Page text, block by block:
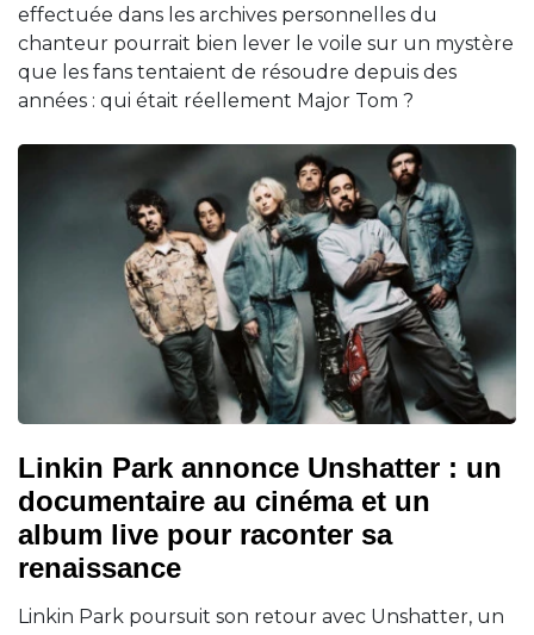
effectuée dans les archives personnelles du
chanteur pourrait bien lever le voile sur un mystère
que les fans tentaient de résoudre depuis des
années : qui était réellement Major Tom ?
Linkin Park annonce Unshatter : un
documentaire au cinéma et un
album live pour raconter sa
renaissance
Linkin Park poursuit son retour avec Unshatter, un